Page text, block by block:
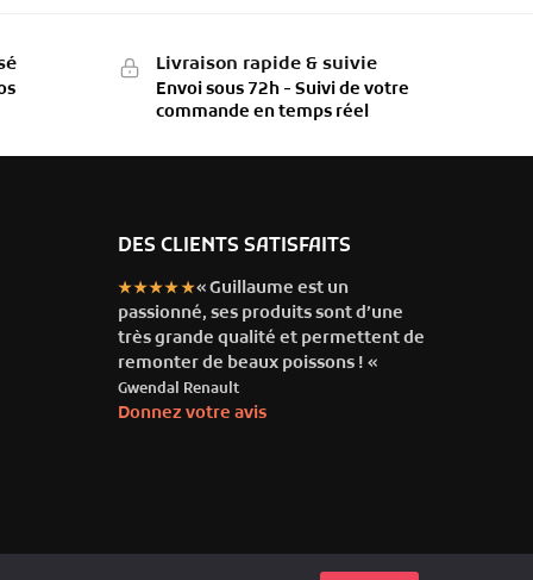
Livraison rapide & suivie
Envoi sous 72h - Suivi de votre
commande en temps réel
DES CLIENTS SATISFAITS
★★★★★« Guillaume est un
passionné, ses produits sont d’une
très grande qualité et permettent de
remonter de beaux poissons ! «
Gwendal Renault
Donnez votre avis